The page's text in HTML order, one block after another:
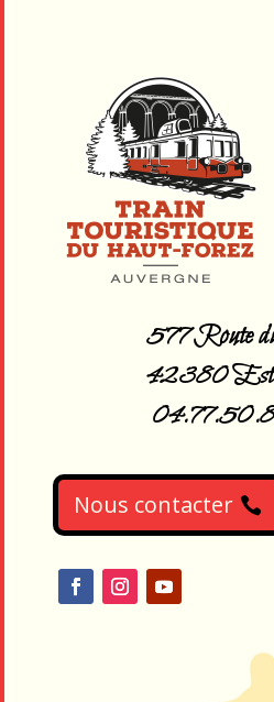
577 Route
42380
Nous contacter